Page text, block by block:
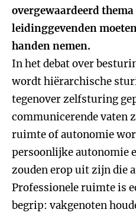
overgewaardeerd
leidinggevenden
handen nemen.
In het debat over
wordt hiërarchische
tegenover zelfsturing
communicerende vaten
ruimte of autonomie
persoonlijke autonomie
zouden erop uit zijn die
Professionele ruimte is
begrip: vakgenoten